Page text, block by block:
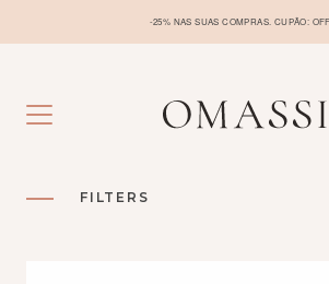
-25% NAS SUAS COMPRAS. CUPÃO:
PRODUCT_TAG:
FILTERS